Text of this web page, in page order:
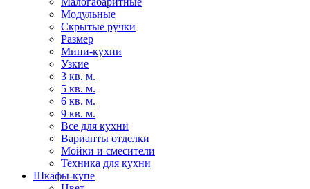
Модульные
Скрытые ручки
Размер
Мини-кухни
Узкие
3 кв. м.
5 кв. м.
6 кв. м.
9 кв. м.
Все для кухни
Варианты отделки
Мойки и смесители
Техника для кухни
Шкафы-купе